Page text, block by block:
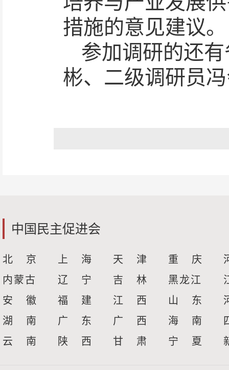
措施的意见建议。
参加调研的还
彬、二级调研员
中国民主促进会
北 京 上 海 天 津 重 庆
内蒙古
辽 宁 吉 林 黑龙江
安 徽
福 建 江 西 山 东
湖 南
广 东 广 西 海 南
云 南
陕 西 甘 肃 宁 夏